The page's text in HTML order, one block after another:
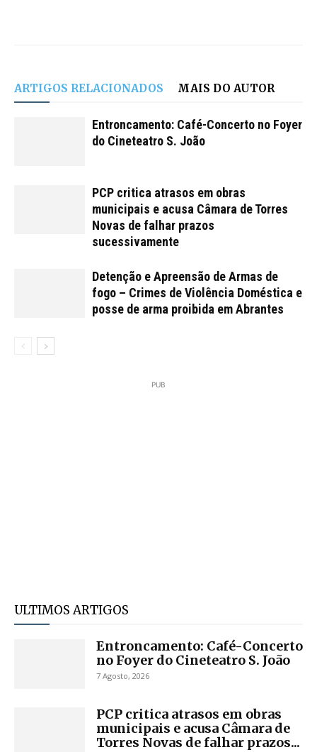
ARTIGOS RELACIONADOS MAIS DO AUTOR
Entroncamento: Café-Concerto no Foyer
do Cineteatro S. João
PCP critica atrasos em obras
municipais e acusa Câmara de Torres
Novas de falhar prazos
sucessivamente
Detenção e Apreensão de Armas de
fogo – Crimes de Violência Doméstica e
posse de arma proibida em Abrantes
PUB
ULTIMOS ARTIGOS
Entroncamento: Café-Concerto
no Foyer do Cineteatro S. João
7 Agosto, 2026
PCP critica atrasos em obras
municipais e acusa Câmara de
Torres Novas de falhar prazos...